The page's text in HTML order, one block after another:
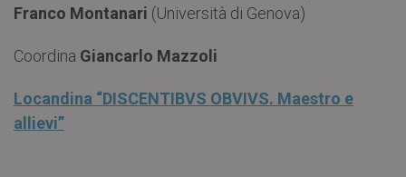
Franco Montanari (Università di Genova)
Coordina Giancarlo Mazzoli
Locandina “DISCENTIBVS OBVIVS. Maestro e
allievi”